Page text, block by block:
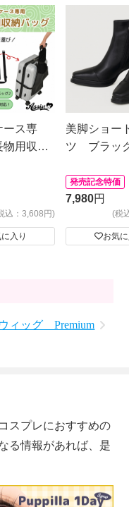
ース専
用収納
込：3,608円)
入り
美脚ショー
ツ ブラッ
発売記念特価
7,980円
(税
お気
ィッグ Premium
スプレにおすすめの
る情報があれば、是